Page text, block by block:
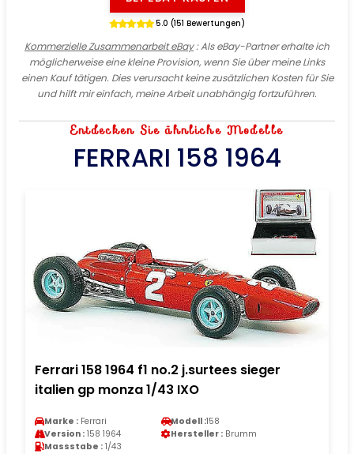
5.0 (151 Bewertungen)
Kommerzielle Zusammenarbeit eBay: Als eBay-Partner erhalte ich
möglicherweise eine kleine Provision, wenn Sie über meine Links
einen Kauf tätigen. Dies verursacht keine zusätzlichen Kosten für Sie
und hilft mir einfach, meine Arbeit unabhängig fortzuführen.
Entdecken Sie ähnliche Modelle
FERRARI 158 1964
Ferrari 158 1964 f1 no.2 j.surtees sieger
italien gp monza 1/43 IXO
Marke : Ferrari Modell :158
Version : 158 1964 Hersteller : Brumm
Massstabe : 1/43